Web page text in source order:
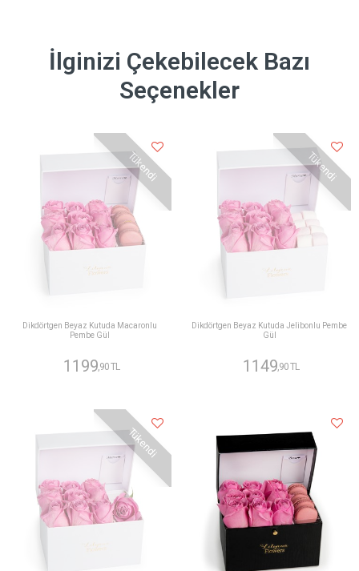
İlginizi Çekebilecek Bazı
Seçenekler
Tükendi
Dikdörtgen Beyaz Kutuda Macaronlu
Pembe Gül
1199 ,90 TL
Tükendi
Dikdörtgen Beyaz Kutuda Jelibonlu Pembe
Gül
1149 ,90 TL
Tükendi